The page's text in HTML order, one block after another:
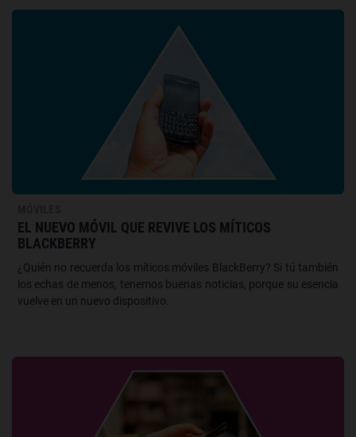
EL NUEVO MÓVIL QUE REVIVE LOS MÍTICOS
BLACKBERRY
¿Quién no recuerda los míticos móviles BlackBerry? Si tú también
los echas de menos, tenemos buenas noticias, porque su esencia
vuelve en un nuevo dispositivo.